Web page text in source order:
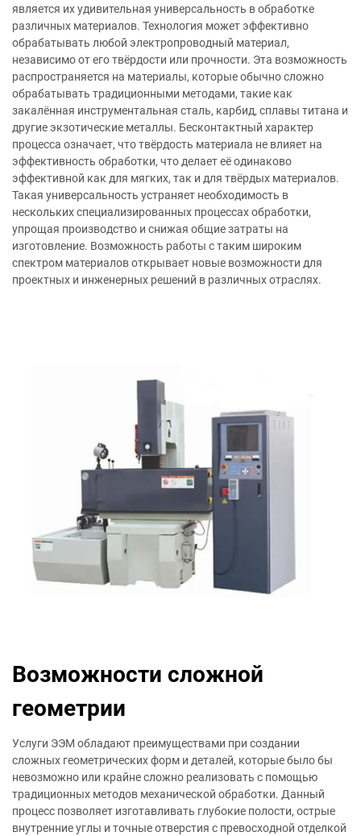
является их удивительная универсальность в обработке
различных материалов. Технология может эффективно
обрабатывать любой электропроводный материал,
независимо от его твёрдости или прочности. Эта возможность
распространяется на материалы, которые обычно сложно
обрабатывать традиционными методами, такие как
закалённая инструментальная сталь, карбид, сплавы титана и
другие экзотические металлы. Бесконтактный характер
процесса означает, что твёрдость материала не влияет на
эффективность обработки, что делает её одинаково
эффективной как для мягких, так и для твёрдых материалов.
Такая универсальность устраняет необходимость в
нескольких специализированных процессах обработки,
упрощая производство и снижая общие затраты на
изготовление. Возможность работы с таким широким
спектром материалов открывает новые возможности для
проектных и инженерных решений в различных отраслях.
Возможности сложной
геометрии
Услуги ЭЭМ обладают преимуществами при создании
сложных геометрических форм и деталей, которые было бы
невозможно или крайне сложно реализовать с помощью
традиционных методов механической обработки. Данный
процесс позволяет изготавливать глубокие полости, острые
внутренние углы и точные отверстия с превосходной отделкой